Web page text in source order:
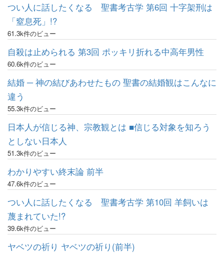
つい人に話したくなる 聖書考古学 第6回 十字架刑は
「窒息死」!?
61.3k件のビュー
自殺は止められる 第3回 ポッキリ折れる中高年男性
60.6k件のビュー
結婚 ─ 神の結びあわせたもの 聖書の結婚観はこんなに
違う
55.3k件のビュー
日本人が信じる神、宗教観とは ■信じる対象を知ろう
としない日本人
51.3k件のビュー
わかりやすい終末論 前半
47.6k件のビュー
つい人に話したくなる 聖書考古学 第10回 羊飼いは
蔑まれていた!?
39.6k件のビュー
ヤベツの祈り ヤベツの祈り(前半)